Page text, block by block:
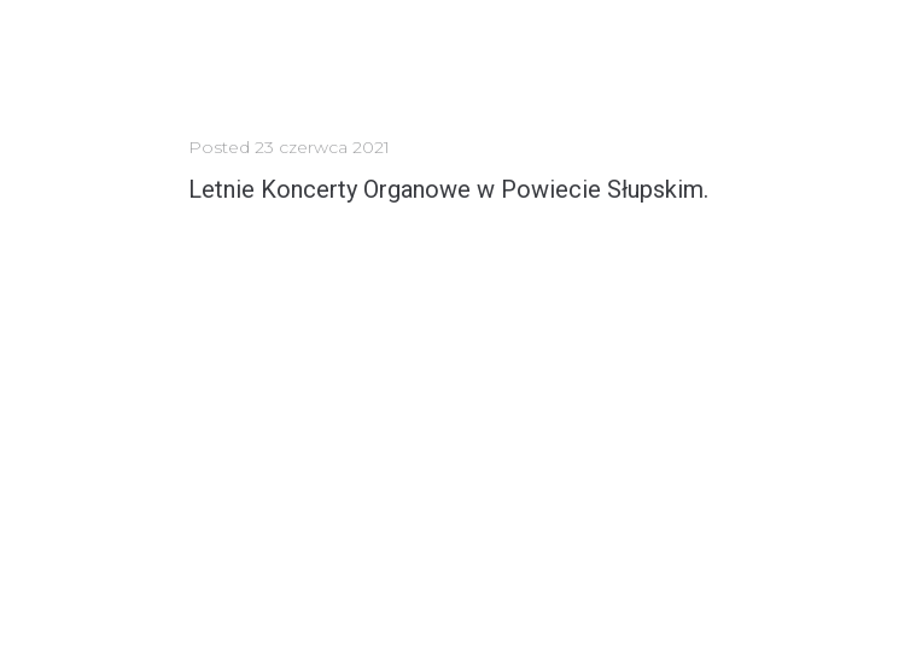
Posted 23 czerwca 2021
Letnie Koncerty Organowe w Powiecie Słupskim.